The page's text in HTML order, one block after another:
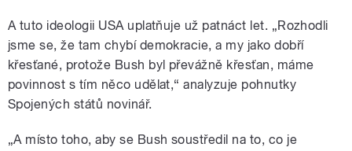
A tuto ideologii USA uplatňuje už patnáct let. „Rozhodli
jsme se, že tam chybí demokracie, a my jako dobří
křesťané, protože Bush byl převážně křesťan, máme
povinnost s tím něco udělat,“ analyzuje pohnutky
Spojených států novinář.
„A místo toho, aby se Bush soustředil na to, co je